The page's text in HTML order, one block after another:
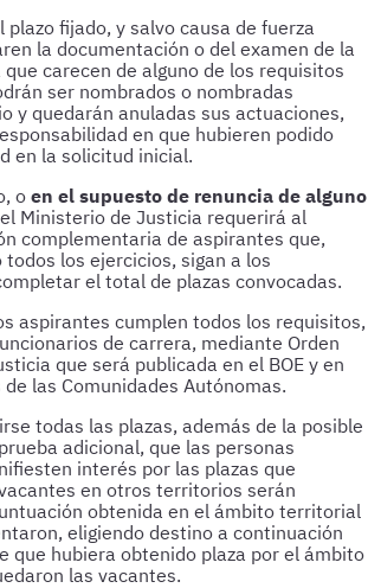
plazo fijado, y salvo causa de fuerza
la documentación o del examen de la
carecen de alguno de los requisitos
ser nombrados o nombradas
y quedarán anuladas sus actuaciones,
en que hubieren podido
en la solicitud inicial.
o en el supuesto de renuncia de alguno
Ministerio de Justicia requerirá al
complementaria de aspirantes que,
los ejercicios, sigan a los
el total de plazas convocadas.
aspirantes cumplen todos los requisitos,
de carrera, mediante Orden
que será publicada en el BOE y en
las Comunidades Autónomas.
todas las plazas, además de la posible
adicional, que las personas
interés por las plazas que
en otros territorios serán
obtenida en el ámbito territorial
eligiendo destino a continuación
que hubiera obtenido plaza por el ámbito
las vacantes.